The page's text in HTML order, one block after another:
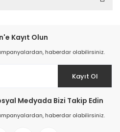
Kayıt Olun
haberdar olabilirsiniz.
Kayıt Ol
Medyada Bizi Takip Edin
haberdar olabilirsiniz.